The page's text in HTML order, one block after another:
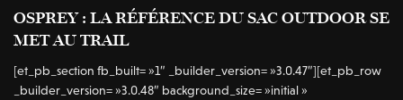
OSPREY : LA RÉFÉRENCE DU SAC OUTDOOR SE
MET AU TRAIL
[et_pb_section fb_built= »1″ _builder_version= »3.0.47″][et_pb_row
_builder_version= »3.0.48″ background_size= »initial »